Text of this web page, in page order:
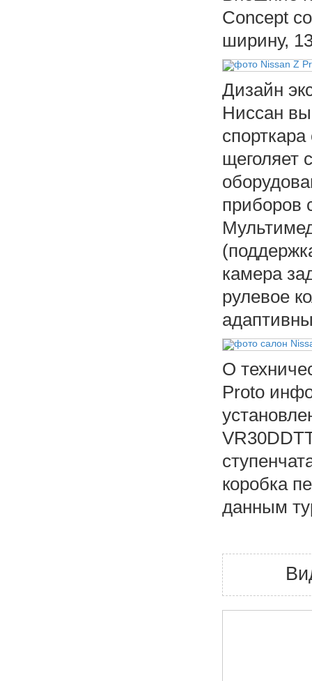
Concept
ширину,
Дизайн
Ниссан
щеголяет
приборов
камера
рулевое
О
Proto
коробка
данным